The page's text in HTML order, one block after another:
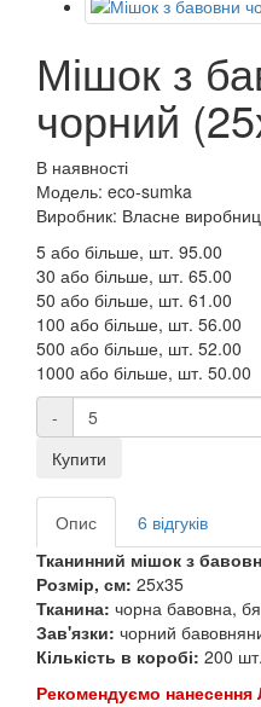
Мішок з
чорний
В наявності
Модель: eco-sumka
Виробник: Власне
5 або більше, шт. 95.00
30 або більше, шт. 65.00
50 або більше, шт. 61.00
100 або більше, шт. 56.00
500 або більше, шт. 52.00
1000 або більше, шт. 50.00
-
Купити
Опис
6 відгуків
Тканинний мішок з
Розмір, см: 25x35
Тканина: чорна бавовна,
Зав'язки: чорний
Кількість в коробі: 200
Рекомендуємо